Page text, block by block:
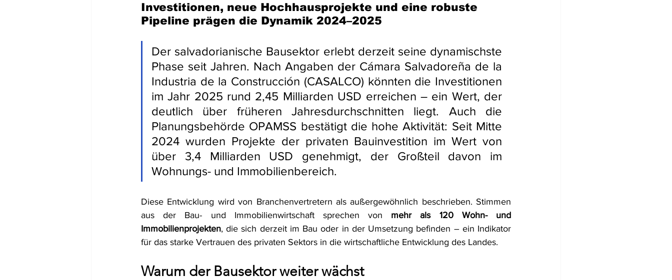
Investitionen, neue Hochhausprojekte und eine robuste
Pipeline prägen die Dynamik 2024–2025
Der salvadorianische Bausektor erlebt derzeit seine dynamischste
Phase seit Jahren. Nach Angaben der Cámara Salvadoreña de la
Industria de la Construcción (CASALCO) könnten die Investitionen
im Jahr 2025 rund 2,45 Milliarden USD erreichen – ein Wert, der
deutlich über früheren Jahresdurchschnitten liegt. Auch die
Planungsbehörde OPAMSS bestätigt die hohe Aktivität: Seit Mitte
2024 wurden Projekte der privaten Bauinvestition im Wert von
über 3,4 Milliarden USD genehmigt, der Großteil davon im
Wohnungs- und Immobilienbereich.
Diese Entwicklung wird von Branchenvertretern als außergewöhnlich beschrieben. Stimmen
aus der Bau- und Immobilienwirtschaft sprechen von mehr als 120 Wohn- und
Immobilienprojekten, die sich derzeit im Bau oder in der Umsetzung befinden – ein Indikator
für das starke Vertrauen des privaten Sektors in die wirtschaftliche Entwicklung des Landes.
Warum der Bausektor weiter wächst